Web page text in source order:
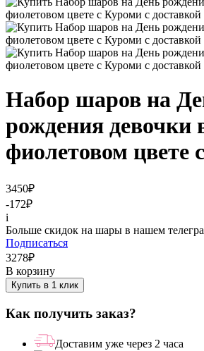
Набор шаров на
рождения девочки
фиолетовом цвете
3450₽
-172₽
i
Больше скидок на шары в нашем
Подписаться
3278₽
В корзину
Купить в 1 клик
Как получить заказ?
Доставим уже через 2 часа